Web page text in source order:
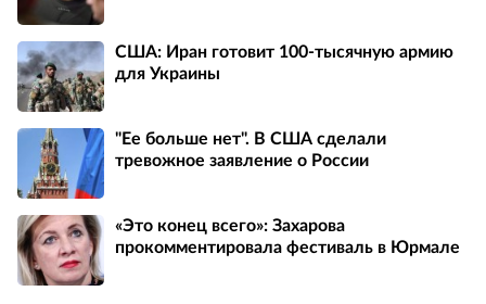
США: Иран готовит 100-тысячную армию
для Украины
"Ее больше нет". В США сделали
тревожное заявление о России
«Это конец всего»: Захарова
прокомментировала фестиваль в Юрмале